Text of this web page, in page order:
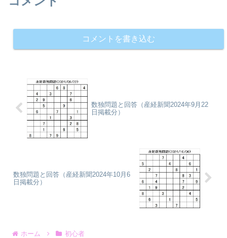
コメントを書き込む
数独問題と回答（産経新聞2024年9月22
日掲載分）
数独問題と回答（産経新聞2024年10月6
日掲載分）
ホーム 初心者